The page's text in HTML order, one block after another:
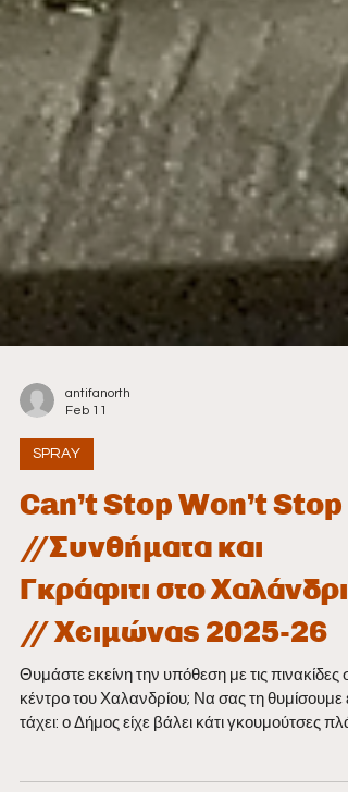
Feb 11
Can’t Stop Won’t Stop
//Συνθήματα και
Γκράφιτι στο Χαλάνδρι
// Χειμώνας 2025-26
Θυμάστε εκείνη την υπόθεση με τις πινακίδες
κέντρο του Χαλανδρίου; Να σας τη θυμίσουμε
στη Ρεματιά που έγραφαν περίπου «Προσέχτε